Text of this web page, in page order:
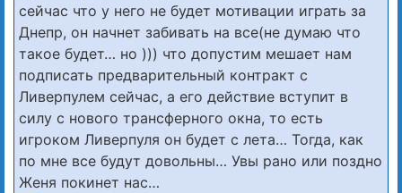
сейчас что у него не будет мотивации играть за
Днепр, он начнет забивать на все(не думаю что
такое будет… но ))) что допустим мешает нам
подписать предварительный контракт с
Ливерпулем сейчас, а его действие вступит в
силу с нового трансферного окна, то есть
игроком Ливерпуля он будет с лета… Тогда, как
по мне все будут довольны… Увы рано или поздно
Женя покинет нас…